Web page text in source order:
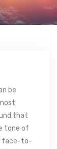
be
that
tone of
face-to-